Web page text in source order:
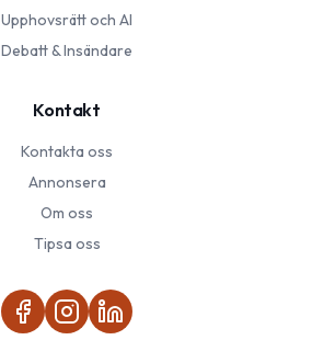
Upphovsrätt och AI
Debatt & Insändare
Kontakt
Kontakta oss
Annonsera
Om oss
Tipsa oss